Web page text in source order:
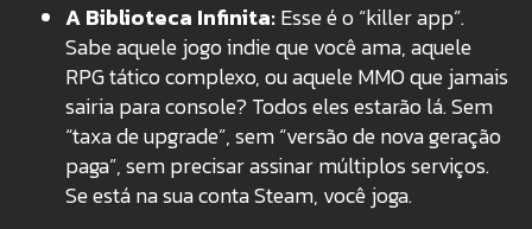
A Biblioteca Infinita:Esse é o “killer app”.
Sabe aquele jogo indie que você ama, aquele
RPG tático complexo, ou aquele MMO que jamais
sairia para console? Todos eles estarão lá. Sem
“taxa de upgrade”, sem “versão de nova geração
paga”, sem precisar assinar múltiplos serviços.
Se está na sua conta Steam, você joga.